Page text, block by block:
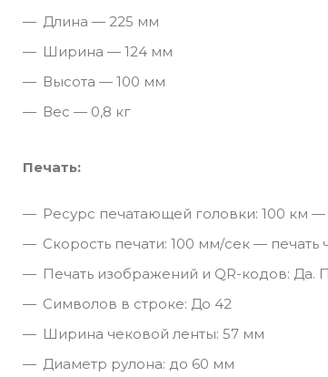
Длина — 225 мм
Ширина — 124 мм
Высота — 100 мм
Вес — 0,8 кг
Печать:
Ресурс печатающей головки: 100 км —
Скорость печати: 100 мм/сек — печать
Печать изображений и QR-кодов: Да.
Символов в строке: До 42
Ширина чековой ленты: 57 мм
Диаметр рулона: до 60 мм